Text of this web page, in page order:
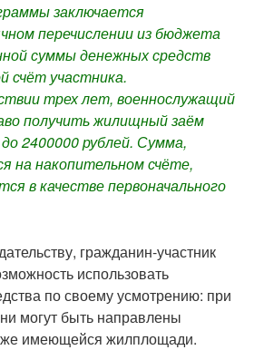
заключается
перечислении из бюджета
суммы денежных средств
счёт участника.
трех лет, военнослужащий
получить жилищный заём
2400000 рублей. Сумма,
на накопительном счёте,
в качестве первоначального
гражданин-участник
использовать
по своему усмотрению: при
могут быть направлены
имеющейся жилплощади.